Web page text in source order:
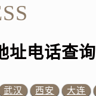
心（需提前预约）
址电话查询
武汉 西安 大连